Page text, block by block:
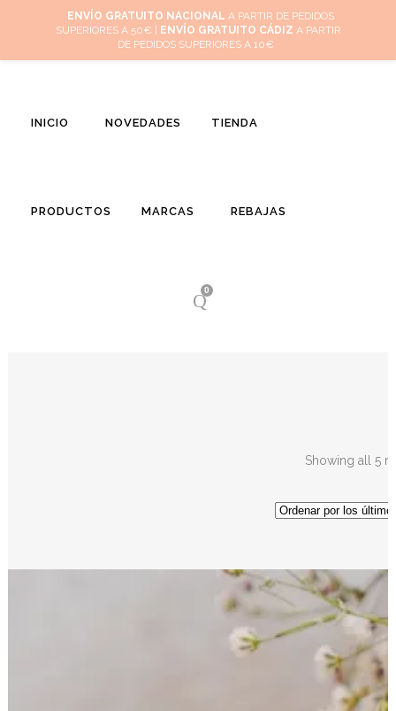
Mi cuenta Cuidado de tus joyas Conócenos Contacta
INICIO NOVEDADES TIENDA
PRODUCTOS MARCAS REBAJAS
0
Showing all 5
ENVÍO GRATUITO NACIONAL A PARTIR DE PEDIDOS
SUPERIORES A 50€ |
ENVÍO GRATUITO CÁDIZ A PARTIR
DE PEDIDOS SUPERIORES A 10€